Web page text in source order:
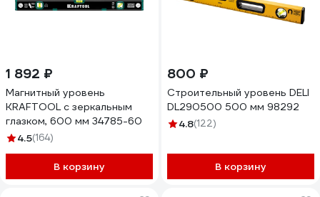
1 892 ₽
Магнитный уровень
KRAFTOOL с зеркальным
глазком, 600 мм 34785-60
4.5(164)
В корзину
800 ₽
Строительный уровень DELI
DL290500 500 мм 98292
4.8(122)
В корзину